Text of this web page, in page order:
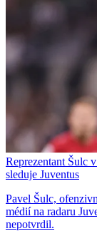
Reprezentant Šulc
sleduje Juventus
Pavel Šulc,
médií na radaru
nepotvrdil.